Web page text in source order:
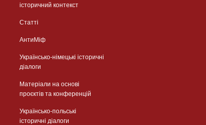
історичний контекст
Статті
АнтиМіф
Українсько-німецькі історичні
діалоги
Матеріали на основі
проєктів та конференцій
Українсько-польські
історичні діалоги